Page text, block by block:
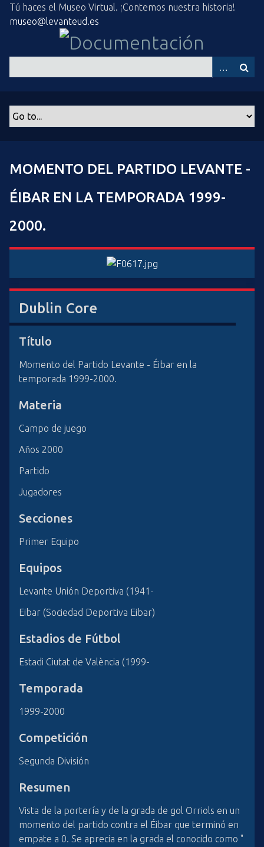
Tú haces el Museo Virtual. ¡Contemos nuestra historia!
museo@levanteud.es
MOMENTO DEL PARTIDO LEVANTE -
ÉIBAR EN LA TEMPORADA 1999-
2000.
Dublin Core
Título
Momento del Partido Levante - Éibar en la
temporada 1999-2000.
Materia
Campo de juego
Años 2000
Partido
Jugadores
Secciones
Primer Equipo
Equipos
Levante Unión Deportiva (1941-
Eibar (Sociedad Deportiva Eibar)
Estadios de Fútbol
Estadi Ciutat de València (1999-
Temporada
1999-2000
Competición
Segunda División
Resumen
Vista de la portería y de la grada de gol Orriols en un
momento del partido contra el Éibar que terminó en
empate a 0. Se aprecia en la grada el conocido como "